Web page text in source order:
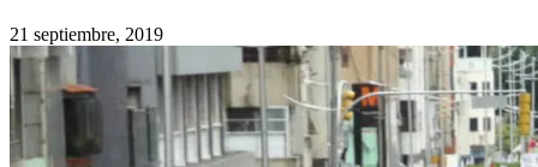
21 septiembre, 2019